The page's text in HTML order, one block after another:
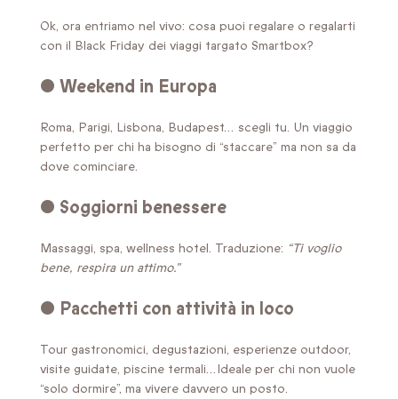
Ok, ora entriamo nel vivo: cosa puoi regalare o regalarti
con il Black Friday dei viaggi targato Smartbox?
• Weekend in Europa
Roma, Parigi, Lisbona, Budapest… scegli tu. Un viaggio
perfetto per chi ha bisogno di “staccare” ma non sa da
dove cominciare.
• Soggiorni benessere
Massaggi, spa, wellness hotel. Traduzione: “Ti voglio
bene, respira un attimo.”
• Pacchetti con attività in loco
Tour gastronomici, degustazioni, esperienze outdoor,
visite guidate, piscine termali…Ideale per chi non vuole
“solo dormire”, ma vivere davvero un posto.